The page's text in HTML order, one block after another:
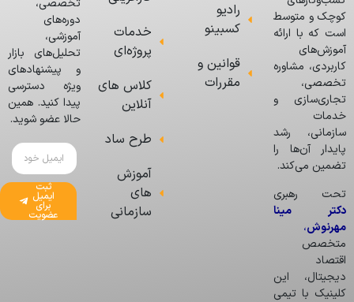
کوچک و متوسط
است که با ارائه
آموزش‌های
کاربردی، مشاوره
تخصصی،
تجاری‌سازی و
خدمات
سازمانی، رشد
پایدار آن‌ها را
تضمین می‌کند.
تحت رهبری
دکتر مینا
مهرنوش،
متخصص
اقتصاد
دیجیتال، این
کلینیک با تیمی
رادیو
کسبینو
قوانین و
مقررات
خدمات
پروژه‌ای
کلاس های
آنلاین
طرح ساد
آموزش
های
سازمانی
تخصصی،
دوره‌های
آموزشی،
تحلیل‌های بازار
و پیشنهادهای
ویژه دسترسی
پیدا کنید. همین
حالا عضو شوید.
ثبت
ایمیل
برای
عضویت